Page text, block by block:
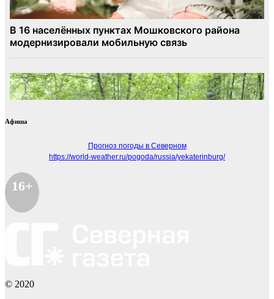
Афиша
Прогноз погоды в Северном
https://world-weather.ru/pogoda/russia/yekaterinburg/
16+
© 2020